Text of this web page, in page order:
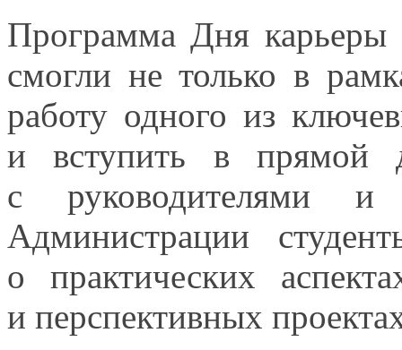
Программа Дня
смогли не только в
работу одногоиз
и вступить
в прямой
с руководителями
и
Администрации
о практических
и перспективных